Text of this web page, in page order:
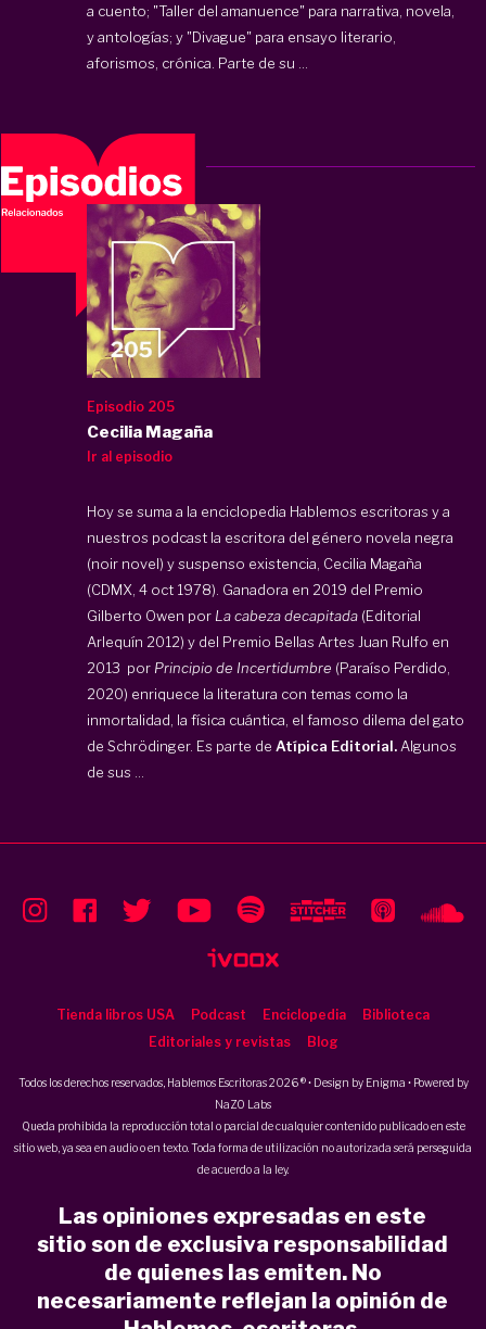
a cuento; "Taller del amanuence" para narrativa, novela,
y antologías; y "Divague" para ensayo literario,
aforismos, crónica. Parte de su ...
Episodio 205
Cecilia Magaña
Ir al episodio
Hoy se suma a la enciclopedia Hablemos escritoras y a
nuestros podcast la escritora del género novela negra
(noir novel) y suspenso existencia, Cecilia Magaña
(CDMX, 4 oct 1978). Ganadora en 2019 del Premio
Gilberto Owen por La cabeza decapitada (Editorial
Arlequín 2012) y del Premio Bellas Artes Juan Rulfo en
2013 por Principio de Incertidumbre (Paraíso Perdido,
2020) enriquece la literatura con temas como la
inmortalidad, la física cuántica, el famoso dilema del gato
de Schrödinger. Es parte de Atípica Editorial. Algunos
de sus ...
Tienda libros USA Podcast Enciclopedia
Biblioteca
Editoriales y revistas
Blog
Todos los derechos reservados, Hablemos Escritoras 2026 ® • Design by Enigma • Powered by
NaZO Labs
Queda prohibida la reproducción total o parcial de cualquier contenido publicado en este
sitio web, ya sea en audio o en texto. Toda forma de utilización no autorizada será perseguida
de acuerdo a la ley.
Las opiniones expresadas en este
sitio son de exclusiva responsabilidad
de quienes las emiten. No
necesariamente reflejan la opinión de